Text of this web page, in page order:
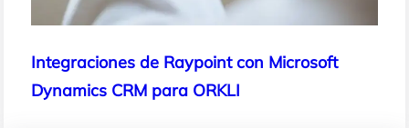
Integraciones de Raypoint con Microsoft
Dynamics CRM para ORKLI